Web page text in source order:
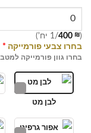
(
400 ₪
/1 יח')
בחרו צבעי פורמייקה *
בחרו גוון פורמייקה למטבח
לבן מט